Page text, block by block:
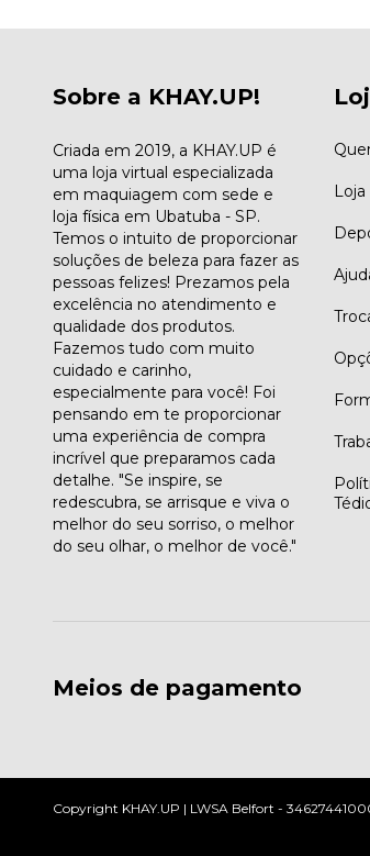
Sobre a KHAY.UP!
Criada em 2019, a KHAY.UP é
uma loja virtual especializada
em maquiagem com sede e
loja física em Ubatuba - SP.
Temos o intuito de proporcionar
soluções de beleza para fazer as
pessoas felizes! Prezamos pela
excelência no atendimento e
qualidade dos produtos.
Fazemos tudo com muito
cuidado e carinho,
especialmente para você! Foi
pensando em te proporcionar
uma experiência de compra
incrível que preparamos cada
detalhe. "Se inspire, se
redescubra, se arrisque e viva o
melhor do seu sorriso, o melhor
do seu olhar, o melhor de você."
Loja
Meios de pagamento
Copyright KHAY.UP | LWSA Belfort -